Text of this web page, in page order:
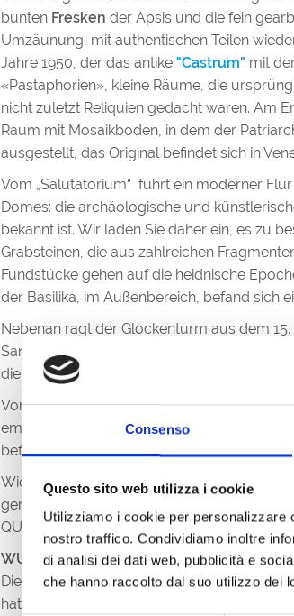
Consenso
Questo sito web utilizza i cookie
Utilizziamo i cookie per personalizzare
nostro traffico. Condividiamo inoltre
di analisi dei dati web, pubblicità e
che hanno raccolto dal suo utilizzo dei
bunten Fresken der Apsis und die fein
Umzäunung, mit authentischen Teilen
Jahre 1950, der das antike "Castrum" mit
«Pastaphorien», kleine Räume, die
nicht zuletzt Reliquien gedacht waren. Am
Raum mit Mosaikboden, in dem der
ausgestellt, das Original befindet sich in
Vom „Salutatorium“ führt ein moderner
Domes: die archäologische und
bekannt ist. Wir laden Sie daher ein, es zu
Grabsteinen, die aus zahlreichen
Fundstücke gehen auf die heidnische
der Basilika, im Außenbereich, befand sich
Nebenan ragt der Glockenturm aus dem
Sankt Michael, von den Gradesern vetraulich
die Windrichtung an.
Von der gegenüberliegenden Seite des
emblematische
achteckige Form und
befindet sich dasTaufbeckenmit sechs
Wieder im Freien, inmitten von
gerne an die merkwürdige Inschrift des
QUERELLA» oder, wenn auch nicht ohne zu
WUSSTEN SIE, DASS … ?
Die Basilika Sant’Eufemia aus dem Jahr
hat und ununterbrochen ihre Tätigkeit